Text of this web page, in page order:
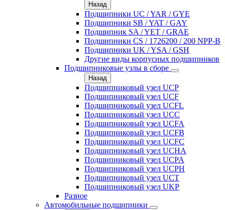
Назад
Подшипники UC / YAR / GYE
Подшипники SB / YAT / GAY
Подшипник SA / YET / GRAE
Подшипники CS / 1726200 / 200 NPP-B
Подшипники UK / YSA / GSH
Другие виды корпусных подшипников
Подшипниковые узлы в сборе
Назад
Подшипниковый узел UCP
Подшипниковый узел UCF
Подшипниковый узел UCFL
Подшипниковый узел UCC
Подшипниковый узел UCFA
Подшипниковый узел UCFB
Подшипниковый узел UCFC
Подшипниковый узел UCHA
Подшипниковый узел UCPA
Подшипниковый узел UCPH
Подшипниковый узел UCT
Подшипниковый узел UKP
Разное
Автомобильные подшипники